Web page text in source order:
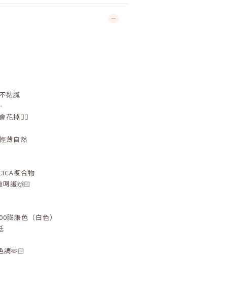
黏膩
掉👍🏻
薄自然
複合物
護🙌🏻
膨脹色（白色）
調🫶🏻